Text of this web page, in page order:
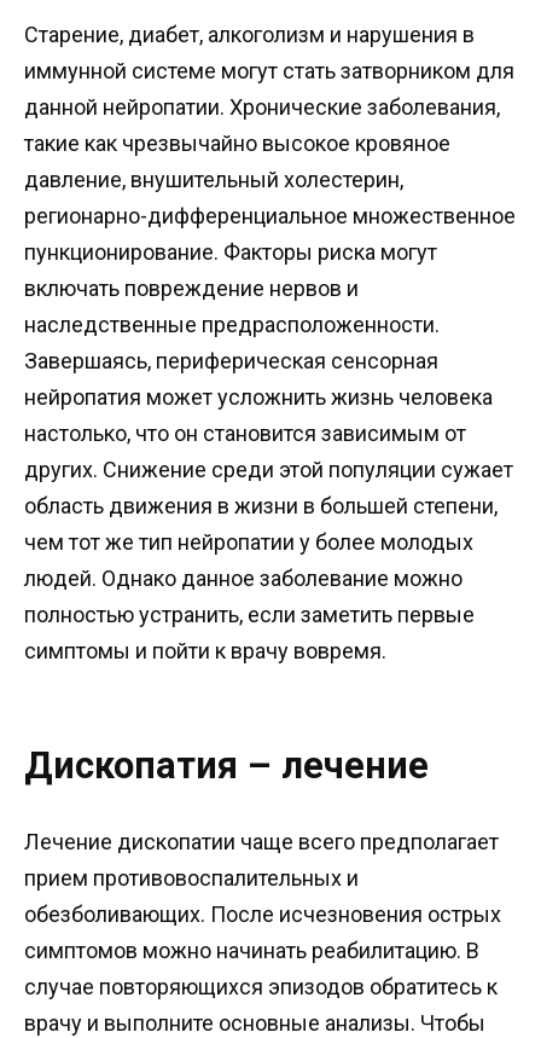
Старение, диабет, алкоголизм и нарушения в
иммунной системе могут стать затворником для
данной нейропатии. Хронические заболевания,
такие как чрезвычайно высокое кровяное
давление, внушительный холестерин,
регионарно-дифференциальное множественное
пункционирование. Факторы риска могут
включать повреждение нервов и
наследственные предрасположенности.
Завершаясь, периферическая сенсорная
нейропатия может усложнить жизнь человека
настолько, что он становится зависимым от
других. Снижение среди этой популяции сужает
область движения в жизни в большей степени,
чем тот же тип нейропатии у более молодых
людей. Однако данное заболевание можно
полностью устранить, если заметить первые
симптомы и пойти к врачу вовремя.
Дископатия – лечение
Лечение дископатии чаще всего предполагает
прием противовоспалительных и
обезболивающих. После исчезновения острых
симптомов можно начинать реабилитацию. В
случае повторяющихся эпизодов обратитесь к
врачу и выполните основные анализы. Чтобы